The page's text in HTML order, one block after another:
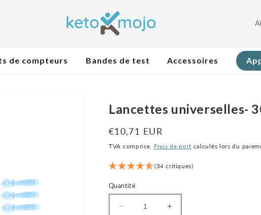
de compteurs Bandes de test Accessoires
Lancettes universelles-
Prix
normal
€10,71 EUR
TVA comprise. Frais de port calculés lors du
(34 critiques)
Quantité
Diminuer
Augmenter